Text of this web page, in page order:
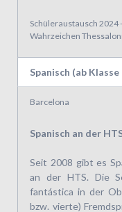
Schüleraustausch 2024
Wahrzeichen
Spanisch (ab Klasse
Barcelona
Spanisch an der
Seit 2008 gibt es
an der HTS. Die
fantástica in der
bzw. vierte)